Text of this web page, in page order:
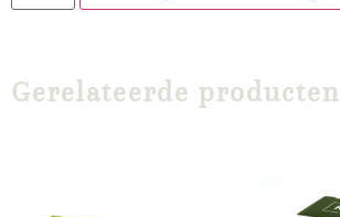
Gerelateerde producten